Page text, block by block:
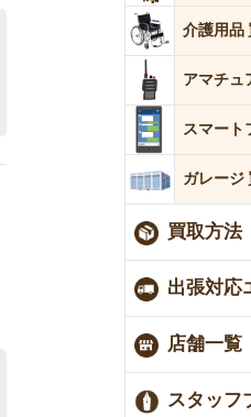
介護用品
アマチュ
スマート
ガレージ
買取方法
出張対応
店舗一覧
スタッフ